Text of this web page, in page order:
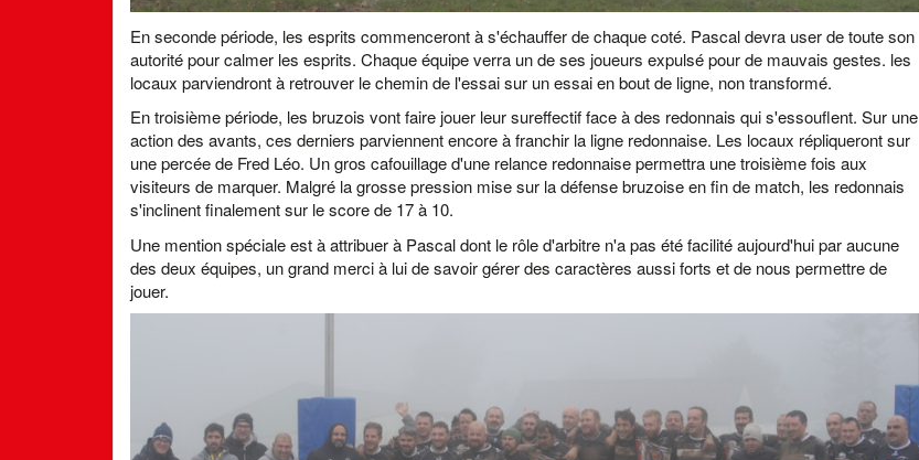
En seconde période, les esprits commenceront à s'échauffer de chaque coté. Pascal devra user de toute son
autorité pour calmer les esprits. Chaque équipe verra un de ses joueurs expulsé pour de mauvais gestes. les
locaux parviendront à retrouver le chemin de l'essai sur un essai en bout de ligne, non transformé.
En troisième période, les bruzois vont faire jouer leur sureffectif face à des redonnais qui s'essouflent. Sur une
action des avants, ces derniers parviennent encore à franchir la ligne redonnaise. Les locaux répliqueront sur
une percée de Fred Léo. Un gros cafouillage d'une relance redonnaise permettra une troisième fois aux
visiteurs de marquer. Malgré la grosse pression mise sur la défense bruzoise en fin de match, les redonnais
s'inclinent finalement sur le score de 17 à 10.
Une mention spéciale est à attribuer à Pascal dont le rôle d'arbitre n'a pas été facilité aujourd'hui par aucune
des deux équipes, un grand merci à lui de savoir gérer des caractères aussi forts et de nous permettre de
jouer.